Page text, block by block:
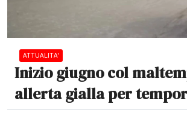
ATTUALITA'
Inizio giugno col
allerta gialla per